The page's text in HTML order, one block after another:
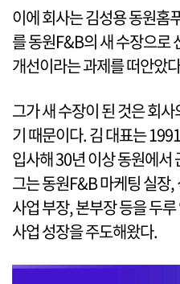
이에 회사는 김성용 동원홈
를 동원F&B의 새 수장으로
개선이라는 과제를 떠안았
그가 새 수장이 된 것은 회
기 때문이다. 김 대표는
입사해 30년 이상 동원에서
그는 동원F&B 마케팅 실장
사업 부장, 본부장 등을 두
사업 성장을 주도해왔다.